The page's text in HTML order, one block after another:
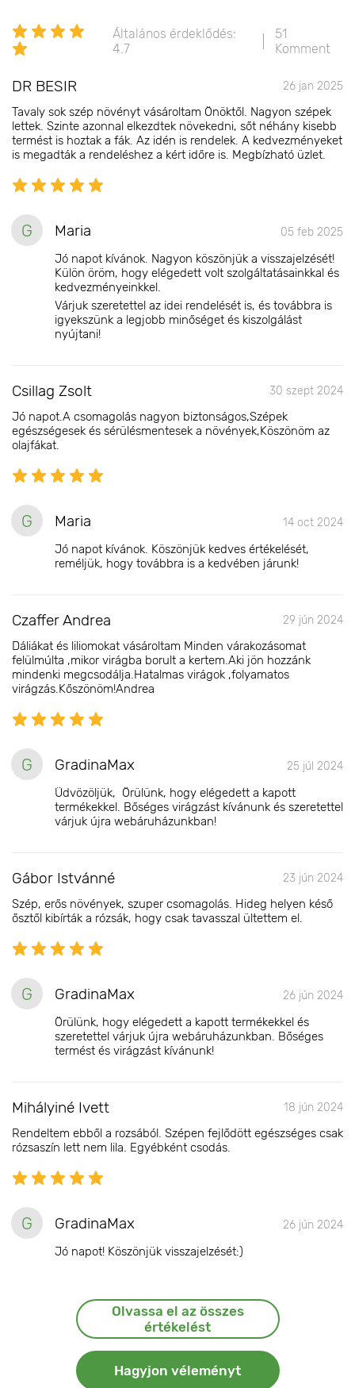
Általános érdeklődés:
4.7
51
Komment
DR BESIR 26 jan 2025
Tavaly sok szép növényt vásároltam Önöktől. Nagyon szépek
lettek. Szinte azonnal elkezdtek növekedni, sőt néhány kisebb
termést is hoztak a fák. Az idén is rendelek. A kedvezményeket
is megadták a rendeléshez a kért időre is. Megbízható üzlet.
G Maria 05 feb 2025
Jó napot kívánok. Nagyon köszönjük a visszajelzését!
Külön öröm, hogy elégedett volt szolgáltatásainkkal és
kedvezményeinkkel.
Várjuk szeretettel az idei rendelését is, és továbbra is
igyekszünk a legjobb minőséget és kiszolgálást
nyújtani!
Csillag Zsolt 30 szept 2024
Jó napot.A csomagolás nagyon biztonságos,Szépek
egészségesek és sérülésmentesek a növények,Köszönöm az
olajfákat.
G Maria 14 oct 2024
Jó napot kívánok. Köszönjük kedves értékelését,
reméljük, hogy továbbra is a kedvében járunk!
Czaffer Andrea 29 jún 2024
Dáliákat és liliomokat vásároltam Minden várakozásomat
felülmúlta ,mikor virágba borult a kertem.Aki jön hozzánk
mindenki megcsodálja.Hatalmas virágok ,folyamatos
virágzás.Kőszönöm!Andrea
G GradinaMax 25 júl 2024
Üdvözöljük, Örülünk, hogy elégedett a kapott
termékekkel. Bőséges virágzást kívánunk és szeretettel
várjuk újra webáruházunkban!
Gábor Istvánné 23 jún 2024
Szép, erős növények, szuper csomagolás. Hideg helyen késő
ősztől kibírták a rózsák, hogy csak tavasszal ültettem el.
G GradinaMax 26 jún 2024
Örülünk, hogy elégedett a kapott termékekkel és
szeretettel várjuk újra webáruházunkban. Bőséges
termést és virágzást kívánunk!
Mihályiné Ivett 18 jún 2024
Rendeltem ebből a rozsából. Szépen fejlődött egészséges csak
rózsaszín lett nem lila. Egyébként csodás.
G GradinaMax 26 jún 2024
Jó napot! Köszönjük visszajelzését:)
Olvassa el az összes
értékelést
Hagyjon véleményt